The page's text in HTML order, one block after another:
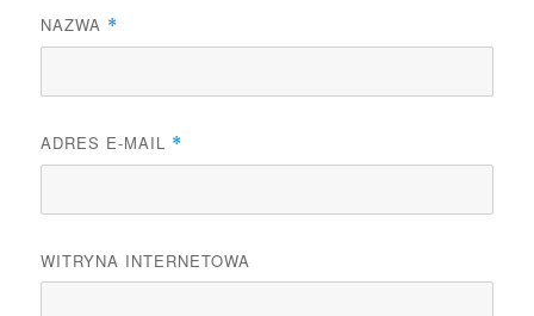
NAZWA *
ADRES E-MAIL *
WITRYNA INTERNETOWA